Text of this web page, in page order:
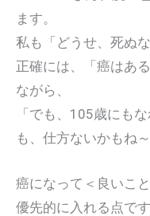
ます。
私も「どうせ、死ぬ
正確には、「癌はあ
ながら、
「でも、105歳にも
も、仕方ないかもね～
癌になって＜良いこ
優先的に入れる点です